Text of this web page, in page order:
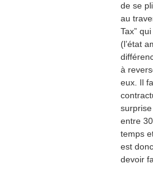
de se
au
Tax”
(l’état
à
eux. Il
entre
temps
est
devoir